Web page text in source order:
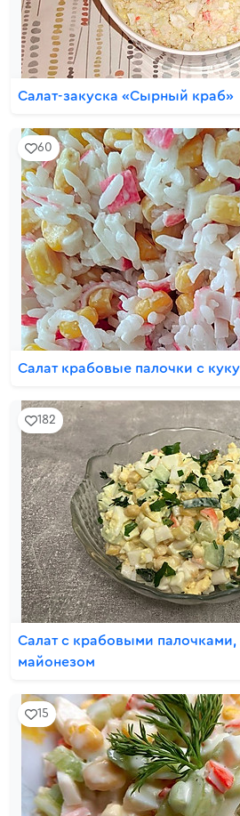
Салат-закуска «Сырный краб»
60
Салат крабовые палочки с
182
Салат с крабовыми
майонезом
15